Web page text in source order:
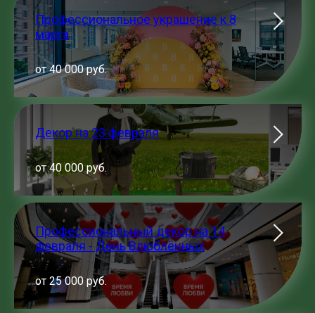
Профессиональное украшение к 8
марта
от 40 000 руб.
Декор на 23 февраля
от 40 000 руб.
Профессиональный декор на 14
февраля - День Влюблённых
от 25 000 руб.